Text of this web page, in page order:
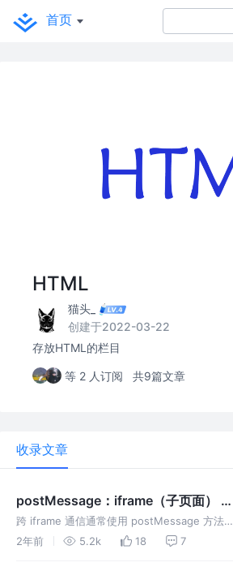
首页
HTML
猫头_
创建于2022-03-22
存放HTML的栏目
等 2 人订阅 共9篇文章
收录文章
postMessage：iframe（子页面） 与
父页面 通信
跨 iframe 通信通常使用 postMessage 方法，
这是一种安全且标准化的方式在不同源
2年前 5.2k 18 7